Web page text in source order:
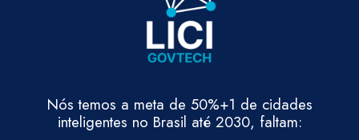
Nós temos a meta de 50%+1 de cidades
inteligentes no Brasil até 2030, faltam: